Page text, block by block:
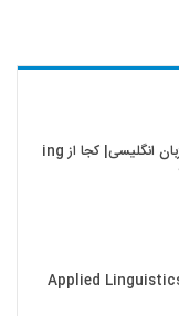
کاربرد ing در زبان انگلیسی| کجا از ing
Applied